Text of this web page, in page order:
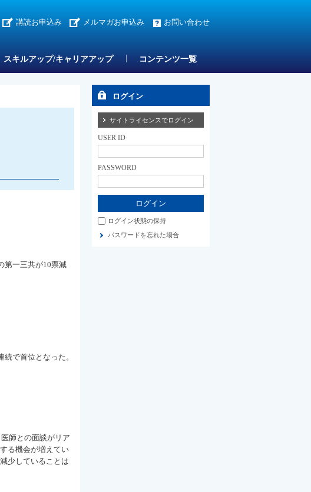
講読お申込み メルマガお申込み お問い合わせ
スキルアップ/キャリアアップ コンテンツ一覧
第一三共が10票減
で首位となった。
師との面談がリア
る機会が増えてい
少していることは
ログイン
サイトライセンスでログイン
USER ID
PASSWORD
ログイン状態の保持
パスワードを忘れた場合